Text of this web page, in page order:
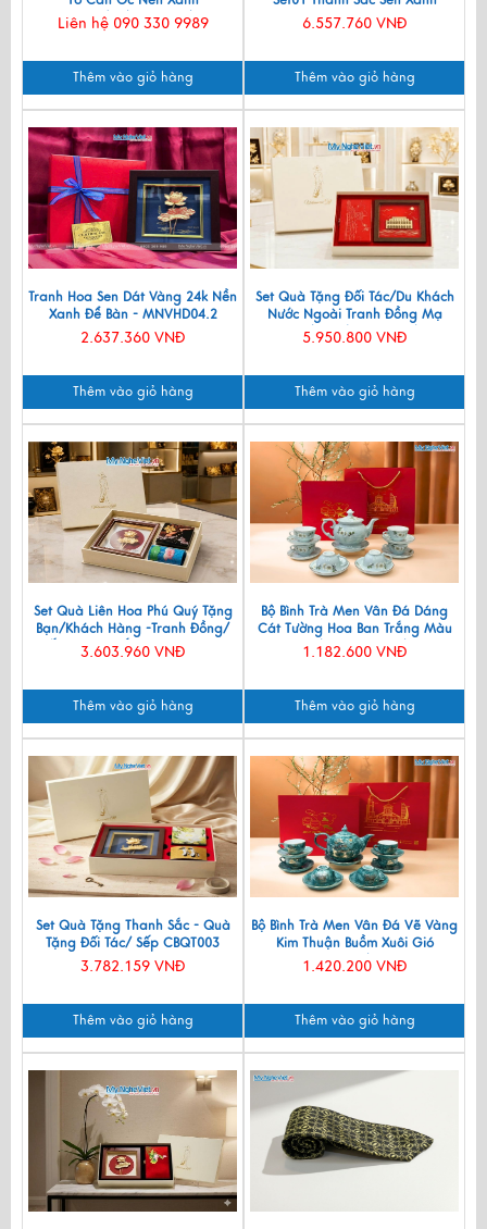
107x107(cm) SMA195/107
Liên hệ 090 330 9989
Thêm vào giỏ hàng
6.557.760 VNĐ
Thêm vào giỏ hàng
Tranh Hoa Sen Dát Vàng 24k Nền
Xanh Để Bàn - MNVHD04.2
2.637.360 VNĐ
Thêm vào giỏ hàng
Set Quà Tặng Đối Tác/Du Khách
Nước Ngoài Tranh Đồng Mạ
Vàng 24k & Hộp Trang Sức Sơn
Mài CBQT006/2
5.950.800 VNĐ
Thêm vào giỏ hàng
Set Quà Liên Hoa Phú Quý Tặng
Bạn/Khách Hàng -Tranh Đồng/
Đế Lót Ly & Cắm Bút CBQT006
3.603.960 VNĐ
Thêm vào giỏ hàng
Bộ Bình Trà Men Vân Đá Dáng
Cát Tường Hoa Ban Trắng Màu
Xanh Lam VBT12/8
1.182.600 VNĐ
Thêm vào giỏ hàng
Set Quà Tặng Thanh Sắc - Quà
Tặng Đối Tác/ Sếp CBQT003
3.782.159 VNĐ
Thêm vào giỏ hàng
Bộ Bình Trà Men Vân Đá Vẽ Vàng
Kim Thuận Buồm Xuôi Gió
VBT12/14
1.420.200 VNĐ
Thêm vào giỏ hàng